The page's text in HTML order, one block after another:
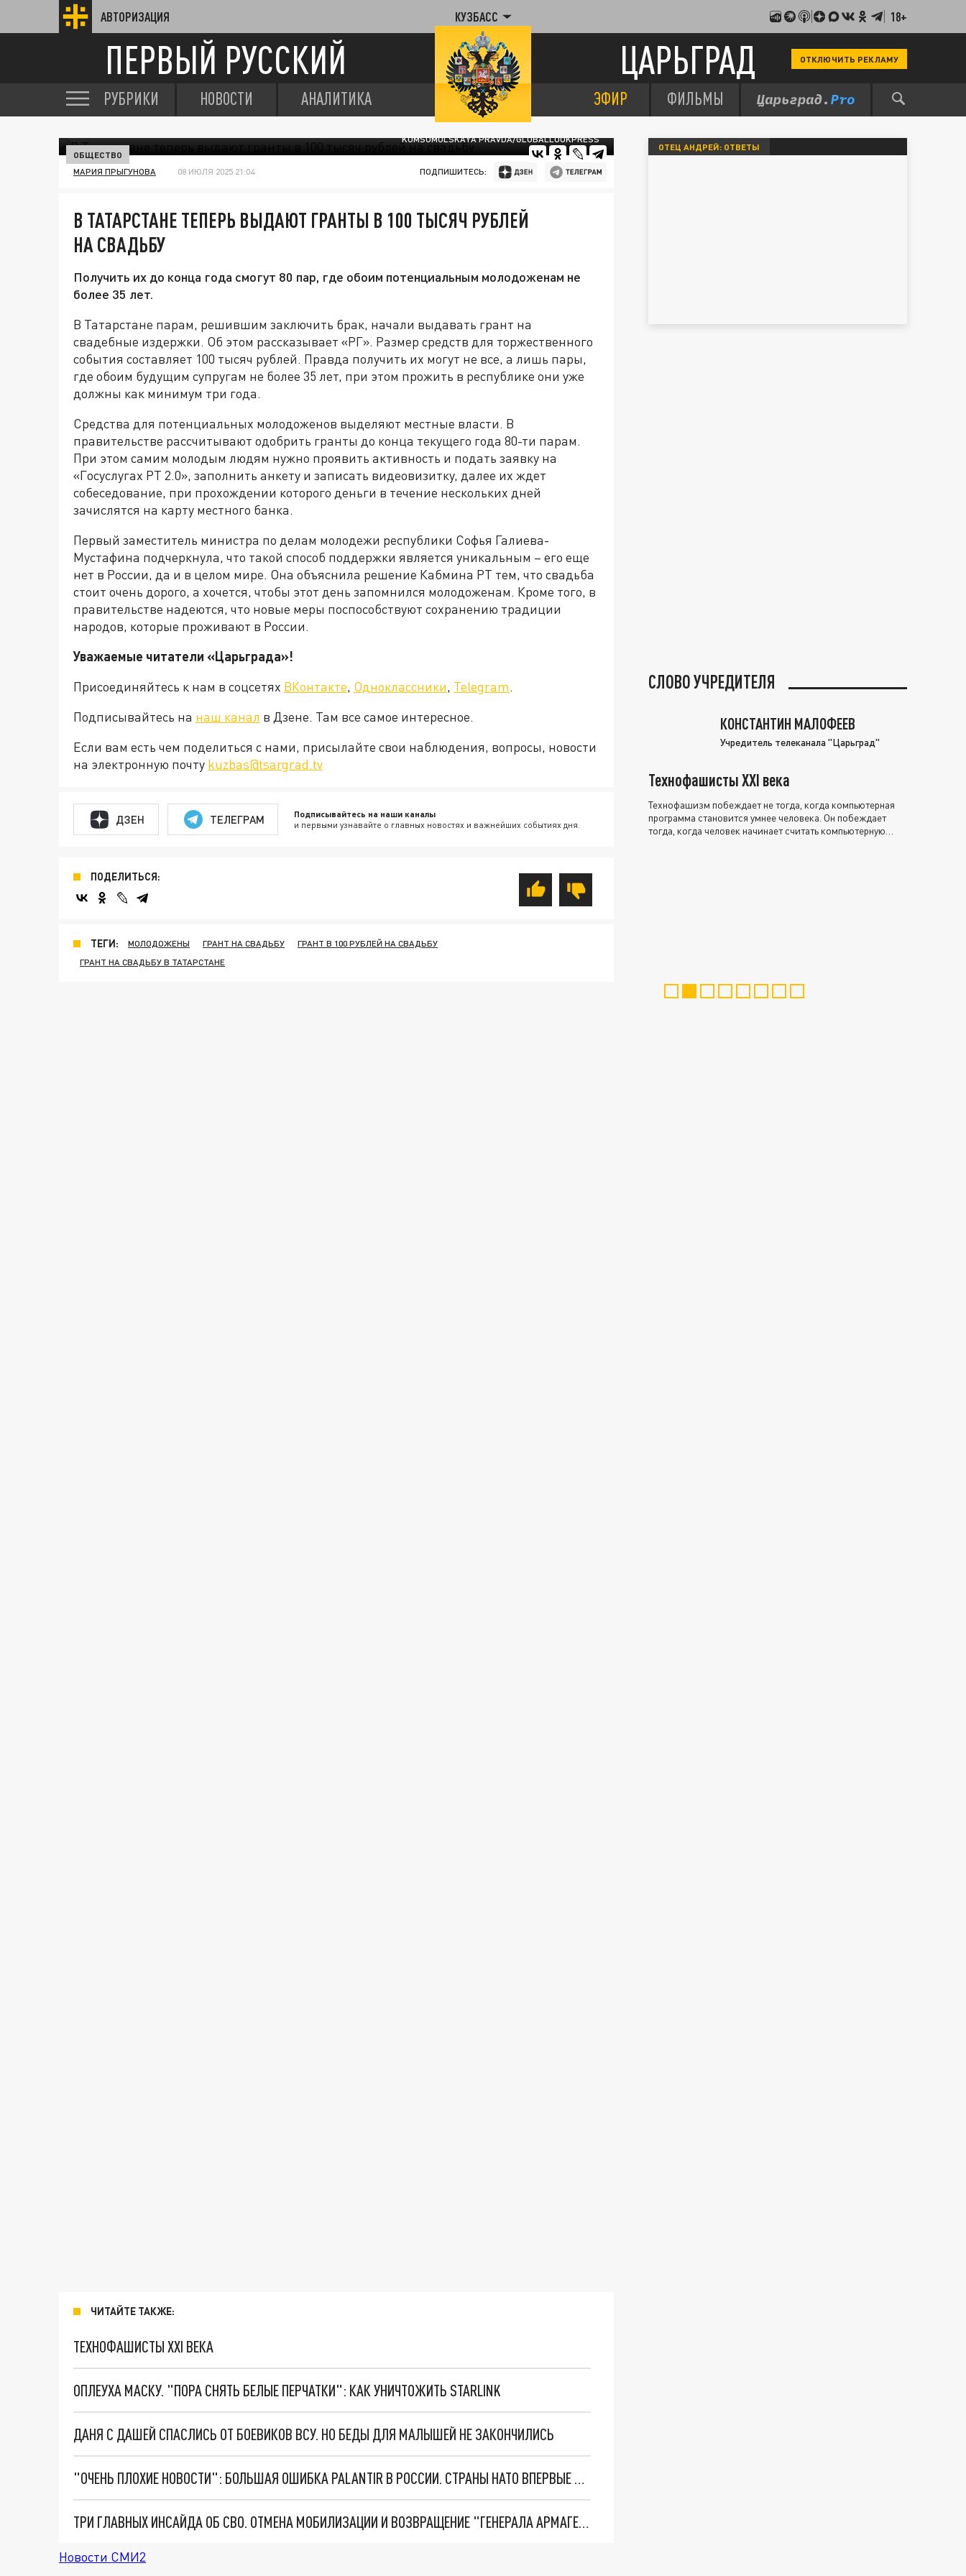
АВТОРИЗАЦИЯ КУЗБАСС 18+
ПЕРВЫЙ РУССКИЙ ЦАРЬГРАД ОТКЛЮЧИТЬ РЕКЛАМУ
РУБРИКИ НОВОСТИ АНАЛИТИКА ЭФИР ФИЛЬМЫ
KOMSOMOLSKAYA PRAVDA/GLOBALLOOKPRESS
ОБЩЕСТВО
МАРИЯ ПРЫГУНОВА 08 ИЮЛЯ 2025 21:04 ПОДПИШИТЕСЬ:
В ТАТАРСТАНЕ ТЕПЕРЬ ВЫДАЮТ ГРАНТЫ В 100 ТЫСЯЧ РУБЛЕЙ
НА СВАДЬБУ
Получить их до конца года смогут 80 пар, где обоим потенциальным молодоженам не
более 35 лет.
В Татарстане парам, решившим заключить брак, начали выдавать грант на
свадебные издержки. Об этом рассказывает «РГ». Размер средств для торжественного
события составляет 100 тысяч рублей. Правда получить их могут не все, а лишь пары,
где обоим будущим супругам не более 35 лет, при этом прожить в республике они уже
должны как минимум три года.
Средства для потенциальных молодоженов выделяют местные власти. В
правительстве рассчитывают одобрить гранты до конца текущего года 80-ти парам.
При этом самим молодым людям нужно проявить активность и подать заявку на
«Госуслугах РТ 2.0», заполнить анкету и записать видеовизитку, далее их ждет
собеседование, при прохождении которого деньги в течение нескольких дней
зачислятся на карту местного банка.
Первый заместитель министра по делам молодежи республики Софья Галиева-
Мустафина подчеркнула, что такой способ поддержки является уникальным – его еще
нет в России, да и в целом мире. Она объяснила решение Кабмина РТ тем, что свадьба
стоит очень дорого, а хочется, чтобы этот день запомнился молодоженам. Кроме того, в
правительстве надеются, что новые меры поспособствуют сохранению традиции
народов, которые проживают в России.
Уважаемые читатели «Царьграда»!
Присоединяйтесь к нам в соцсетях ВКонтакте, Одноклассники, Telegram.
Подписывайтесь на наш канал в Дзене. Там все самое интересное.
Если вам есть чем поделиться с нами, присылайте свои наблюдения, вопросы, новости
на электронную почту kuzbas@tsargrad.tv
ДЗЕН ТЕЛЕГРАМ Подписывайтесь на наши каналы
и первыми узнавайте о главных новостях и важнейших событиях дня.
ПОДЕЛИТЬСЯ:
ТЕГИ: МОЛОДОЖЕНЫ ГРАНТ НА СВАДЬБУ
ГРАНТ В 100 РУБЛЕЙ НА СВАДЬБУ
ГРАНТ НА СВАДЬБУ В ТАТАРСТАНЕ
ЧИТАЙТЕ ТАКЖЕ:
ТЕХНОФАШИСТЫ XXI ВЕКА
ОПЛЕУХА МАСКУ. "ПОРА СНЯТЬ БЕЛЫЕ ПЕРЧАТКИ": КАК УНИЧТОЖИТЬ STARLINK
ДАНЯ С ДАШЕЙ СПАСЛИСЬ ОТ БОЕВИКОВ ВСУ. НО БЕДЫ ДЛЯ МАЛЫШЕЙ НЕ ЗАКОНЧИЛИСЬ
"ОЧЕНЬ ПЛОХИЕ НОВОСТИ": БОЛЬШАЯ ОШИБКА PALANTIR В РОССИИ. СТРАНЫ НАТО ВПЕРВЫЕ ЗА СВО ОСТАНОВИЛИ ПОСТАВКИ ОРУЖИЯ. ВСУ ТЕРЯЮТ ПРИГРАНИЧЬЕ?
ТРИ ГЛАВНЫХ ИНСАЙДА ОБ СВО. ОТМЕНА МОБИЛИЗАЦИИ И ВОЗВРАЩЕНИЕ "ГЕНЕРАЛА АРМАГЕДДОНА"? ОТЛИЧНЫЕ НОВОСТИ, КОТОРЫЕ ЖДАЛИ ВСЕ
Новости СМИ2
ОТЕЦ АНДРЕЙ: ОТВЕТЫ
СЛОВО УЧРЕДИТЕЛЯ
КОНСТАНТИН МАЛОФЕЕВ
Учредитель телеканала "Царьград"
Технофашисты XXI века
Технофашизм побеждает не тогда, когда компьютерная
программа становится умнее человека. Он побеждает
тогда, когда человек начинает считать компьютерную